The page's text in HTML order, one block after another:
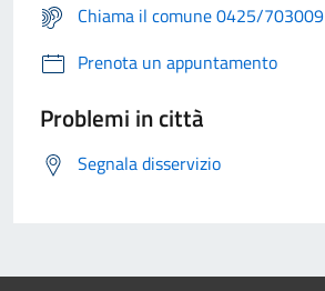
Chiama il comune 0425/703009
Prenota un appuntamento
Problemi in città
Segnala disservizio